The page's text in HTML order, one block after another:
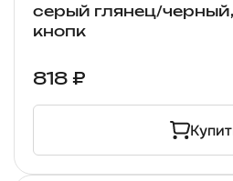
серый глянец/черный,
кнопк
818 ₽